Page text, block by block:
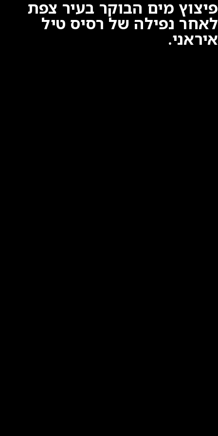
פיצוץ מים הבוקר בעיר צפת
לאחר נפילה של רסיס טיל
איראני.